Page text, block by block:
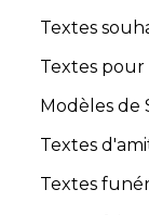
Textes
Textes
Modèles de
Textes
Textes